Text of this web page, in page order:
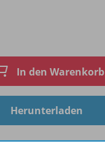
In den Warenkorb
Herunterladen